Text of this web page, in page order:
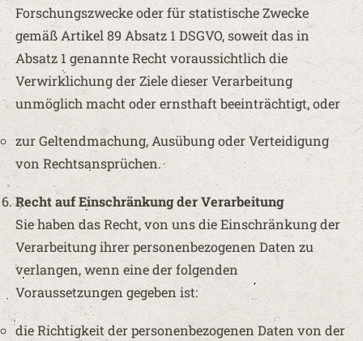
Forschungszwecke oder für statistische Zwecke
gemäß Artikel 89 Absatz 1 DSGVO, soweit das in
Absatz 1 genannte Recht voraussichtlich die
Verwirklichung der Ziele dieser Verarbeitung
unmöglich macht oder ernsthaft beeinträchtigt, oder
zur Geltendmachung, Ausübung oder Verteidigung
von Rechtsansprüchen.
Recht auf Einschränkung der Verarbeitung
Sie haben das Recht, von uns die Einschränkung der
Verarbeitung ihrer personenbezogenen Daten zu
verlangen, wenn eine der folgenden
Voraussetzungen gegeben ist:
die Richtigkeit der personenbezogenen Daten von der